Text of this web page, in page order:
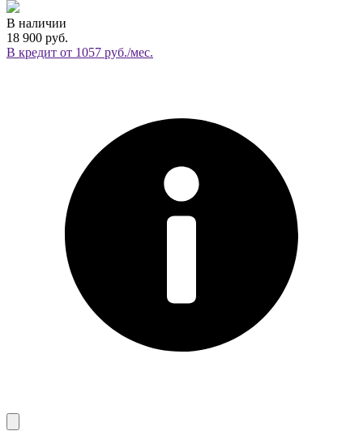
В наличии
18 900 руб.
В кредит от 1057 руб./мес.